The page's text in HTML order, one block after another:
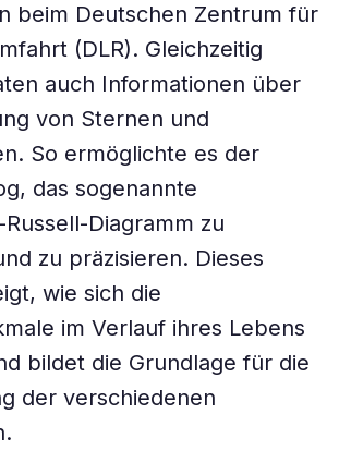
beim Deutschen Zentrum für
(DLR). Gleichzeitig
auch Informationen über
von Sternen und
So ermöglichte es der
das sogenannte
Diagramm zu
zu präzisieren. Dieses
wie sich die
im Verlauf ihres Lebens
bildet die Grundlage für die
der verschiedenen